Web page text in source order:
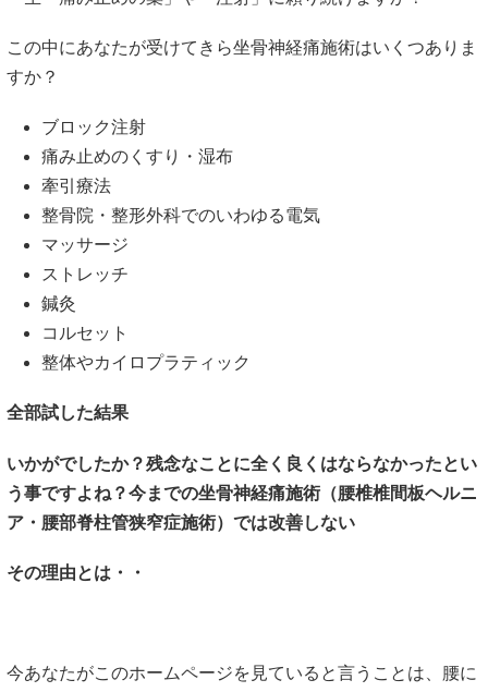
この中にあなたが受けてきら坐骨神経痛施術はいくつありま
すか？
ブロック注射
痛み止めのくすり・湿布
牽引療法
整骨院・整形外科でのいわゆる電気
マッサージ
ストレッチ
鍼灸
コルセット
整体やカイロプラティック
全部試した結果
いかがでしたか？残念なことに全く良くはならなかったとい
う事ですよね？今までの坐骨神経痛施術（腰椎椎間板ヘルニ
ア・腰部脊柱管狭窄症施術）では改善しない
その理由とは・・
今あなたがこのホームページを見ていると言うことは、腰に